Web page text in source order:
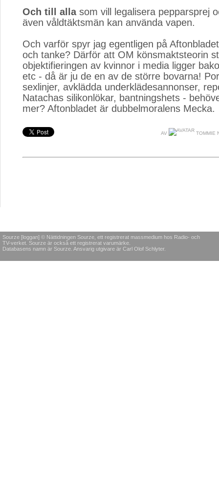
Och till allasom vill legalisera pepparsprej
även våldtäktsmän kan använda vapen.
Och varför spyr jag egentligen på
och tanke? Därför att OM könsmaktsteorin
objektifieringen av kvinnor i media ligger
etc - då är ju de en av de större bovarna!
sexlinjer, avklädda underklädesannonser,
Natachas silikonlökar, bantningshets -
mer? Aftonbladet är dubbelmoralens Mecka.
AV TOMMIE
Sourze [loggan] © Nättidningen Sourze, ett registrerat massmedium hos Radio- och
TV-verket. Sourze är också ett registrerat varumärke.
Databasens namn är Sourze. Ansvarig utgivare är Carl Olof Schlyter.